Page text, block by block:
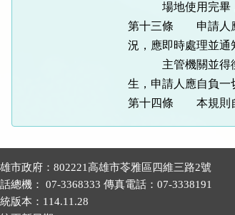
場地使用完畢，經
第十三條 申請人應
況，應即時處理並通
主管機關並得衡酌
生，申請人應自負一
第十四條 本規則自
市政府：802221高雄市苓雅區四維三路2號
總機： 07-3368333 傳真電話：07-3338191
版本： 114.11.28